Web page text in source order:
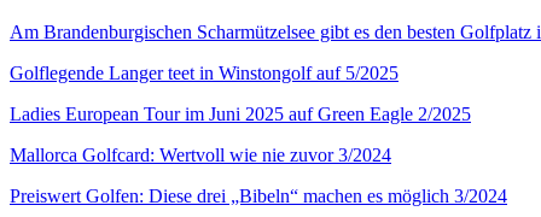
Am Brandenburgischen Scharmützelsee gibt es den besten
Golflegende Langer teet in Winstongolf auf 5/2025
Ladies European Tour im Juni 2025 auf Green Eagle 2/2025
Mallorca Golfcard: Wertvoll wie nie zuvor 3/2024
Preiswert Golfen: Diese drei „Bibeln“ machen es möglich 3/2024